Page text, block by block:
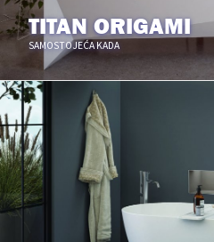
TITAN ORIGAMI
SAMOSTOJEĆA KADA